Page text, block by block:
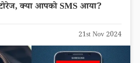
क्या आपको SMS आया?
21st Nov 2024